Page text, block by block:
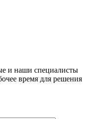
и наши специалисты
время для решения